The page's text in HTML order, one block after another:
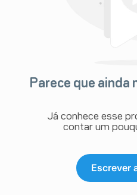
Parece que ainda
Já conhece esse
contar um
Escrever